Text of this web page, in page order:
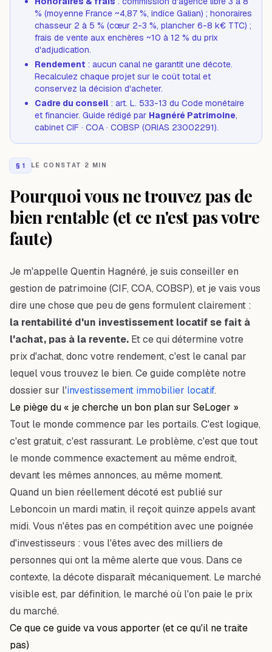
% (moyenne France ~4,87 %, indice Galian) ; honoraires
chasseur 2 à 5 % (cœur 2-3 %, plancher 6-8 k€ TTC) ;
frais de vente aux enchères ~10 à 12 % du prix
d'adjudication.
Rendement : aucun canal ne garantit une décote.
Recalculez chaque projet sur le coût total et
conservez la décision d'acheter.
Cadre du conseil : art. L. 533-13 du Code monétaire
et financier. Guide rédigé par Hagnéré Patrimoine,
cabinet CIF · COA · COBSP (ORIAS 23002291).
§ 1 LE CONSTAT · 2 MIN
Pourquoi vous ne trouvez pas de
bien rentable (et ce n'est pas votre
faute)
Je m'appelle Quentin Hagnéré, je suis conseiller en
gestion de patrimoine (CIF, COA, COBSP), et je vais vous
dire une chose que peu de gens formulent clairement :
la rentabilité d'un investissement locatif se fait à
l'achat, pas à la revente. Et ce qui détermine votre
prix d'achat, donc votre rendement, c'est lecanal par
lequel vous trouvez le bien. Ce guide complète notre
dossier sur l'investissement immobilier locatif.
Le piège du « je cherche un bon plan sur SeLoger »
Tout le monde commence par les portails. C'est logique,
c'est gratuit, c'est rassurant. Le problème, c'est que tout
le monde commence exactement au même endroit,
devant les mêmes annonces, au même moment.
Quand un bien réellement décoté est publié sur
Leboncoin un mardi matin, il reçoit quinze appels avant
midi. Vous n'êtes pas en compétition avec une poignée
d'investisseurs : vous l'êtes avec des milliers de
personnes qui ont la même alerte que vous. Dans ce
contexte, la décote disparaît mécaniquement. Le marché
visible est, par définition, le marché où l'on paie le prix
du marché.
Ce que ce guide va vous apporter (et ce qu'il ne traite
pas)